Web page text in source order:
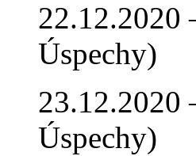
22.12.2020
Úspechy)
23.12.2020
Úspechy)